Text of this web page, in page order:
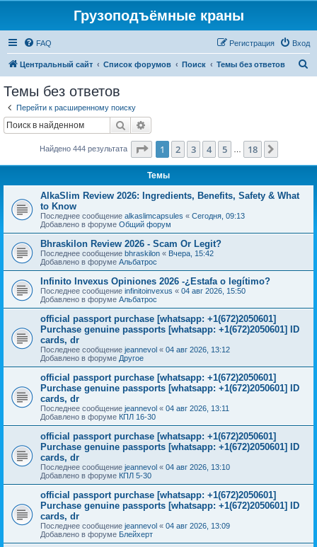
Грузоподъёмные краны
FAQ Вход
Регистрация
Центральный сайт Список форумов Поиск Темы без ответов
Темы без ответов
Перейти к расширенному поиску
Поиск
Найдено 444 результата Страница из 18
1 2 3 4 5 18
Темы
AlkaSlim Review 2026: Ingredients, Benefits, Safety & What
to Know
Последнее сообщение alkaslimcapsules « Сегодня, 09:13
Добавлено в форуме Общий форум
Bhraskilon Review 2026 - Scam Or Legit?
Последнее сообщение bhraskilon « Вчера, 15:42
Добавлено в форуме Альбатрос
Infinito Invexus Opiniones 2026 -¿Estafa o legítimo?
Последнее сообщение infinitoinvexus « 04 авг 2026, 15:50
Добавлено в форуме Альбатрос
official passport purchase [whatsapp: +1(672)2050601]
Purchase genuine passports [whatsapp: +1(672)2050601] ID
cards, dr
Последнее сообщение jeannevol « 04 авг 2026, 13:12
Добавлено в форуме Другое
official passport purchase [whatsapp: +1(672)2050601]
Purchase genuine passports [whatsapp: +1(672)2050601] ID
cards, dr
Последнее сообщение jeannevol « 04 авг 2026, 13:11
Добавлено в форуме КПЛ 16-30
official passport purchase [whatsapp: +1(672)2050601]
Purchase genuine passports [whatsapp: +1(672)2050601] ID
cards, dr
Последнее сообщение jeannevol « 04 авг 2026, 13:10
Добавлено в форуме КПЛ 5-30
official passport purchase [whatsapp: +1(672)2050601]
Purchase genuine passports [whatsapp: +1(672)2050601] ID
cards, dr
Последнее сообщение jeannevol « 04 авг 2026, 13:09
Добавлено в форуме Блейхерт